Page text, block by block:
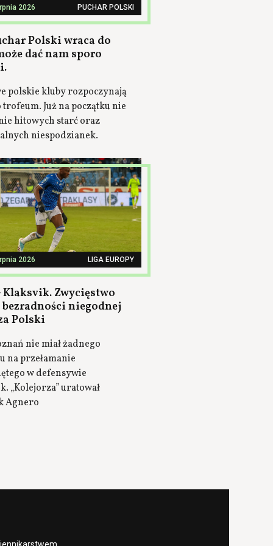
2026 PUCHAR POLSKI
Polski wraca do
dać nam sporo
polskie kluby rozpoczynają
trofeum. Już na początku nie
hitowych starć oraz
niespodzianek.
2026 LIGA EUROPY
Klaksvik. Zwycięstwo
niegodnej
Polski
nie miał żadnego
na przełamanie
w defensywie
„Kolejorza” uratował
Agnero